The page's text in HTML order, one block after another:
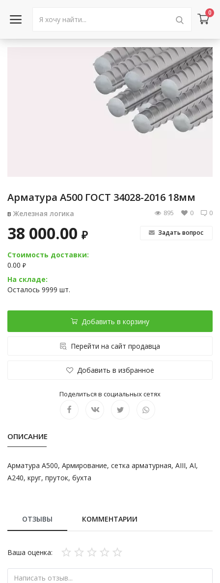
0
Контакты
Город: Колумбус
Арматура А500 ГОСТ 34028-2016 18мм
в Железная логика 0
0
895
38 000.00 ₽ Задать вопрос
Стоимость доставки:
0.00 ₽
На складе:
Осталось 9999 шт.
Добавить в корзину
Перейти на сайт продавца
Добавить в избранное
Поделиться в социальных сетях
ОПИСАНИЕ
Арматура А500, Армирование, сетка арматурная, АIII, АI,
А240, круг, пруток, бухта
ОТЗЫВЫ КОММЕНТАРИИ
Ваша оценка: